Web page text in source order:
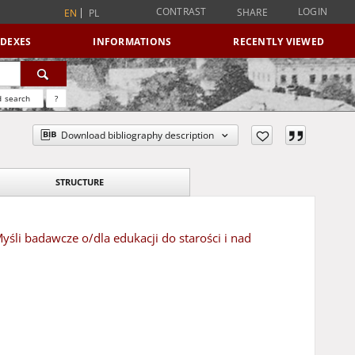
EN PL CONTRAST SHARE LOGIN
INFORMATIONS RECENTLY VIEWED
search ?
Download bibliography description
STRUCTURE
badawcze o/dla edukacji do starości i nad